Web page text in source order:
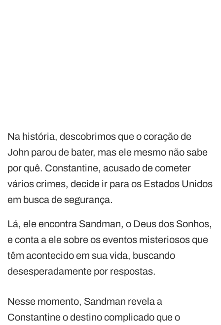
Na história, descobrimos que o coração de
John parou de bater, mas ele mesmo não sabe
por quê. Constantine, acusado de cometer
vários crimes, decide ir para os Estados Unidos
em busca de segurança.
Lá, ele encontra Sandman, o Deus dos Sonhos,
e conta a ele sobre os eventos misteriosos que
têm acontecido em sua vida, buscando
desesperadamente por respostas.
Nesse momento, Sandman revela a
Constantine o destino complicado que o